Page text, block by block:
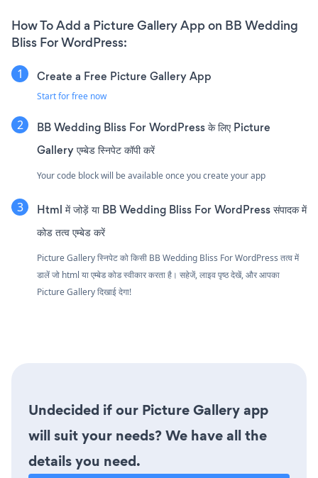
How To Add a Picture Gallery App on BB Wedding
Bliss For WordPress:
Create a Free Picture Gallery App
Start for free now
BB Wedding Bliss For WordPress के लिए Picture
Gallery एम्बेड स्निपेट कॉपी करें
Your code block will be available once you create your app
Html में जोड़ें या BB Wedding Bliss For WordPress संपादक में
कोड तत्व एम्बेड करें
Picture Gallery स्निपेट को किसी BB Wedding Bliss For WordPress तत्व में
डालें जो html या एम्बेड कोड स्वीकार करता है। सहेजें, लाइव पृष्ठ देखें, और आपका
Picture Gallery दिखाई देगा!
Undecided if our Picture Gallery app
will suit your needs? We have all the
details you need.